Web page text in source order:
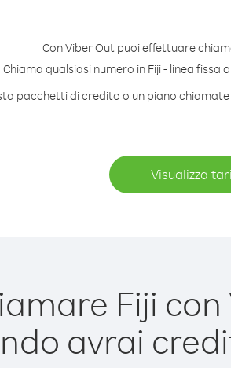
Con Viber Out puoi effettuare
Chiama qualsiasi numero in Fiji - linea
pacchetti di credito o un piano
Visualizza
Fiji
avrai